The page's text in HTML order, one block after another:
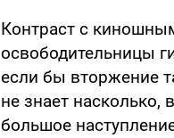
Контраст с
освободительницы
если бы вторжение
не знает насколько,
большое